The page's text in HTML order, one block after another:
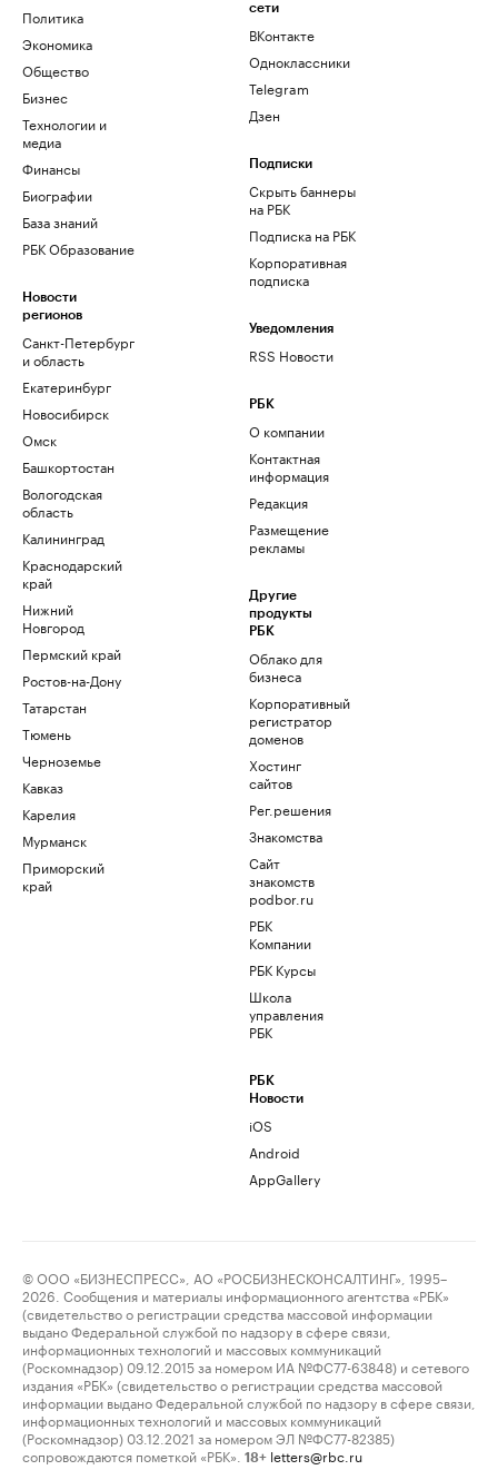
Политика
Экономика
Общество
Бизнес
Технологии и
медиа
Финансы
Биографии
База знаний
РБК Образование
Новости
регионов
Санкт-Петербург
и область
Екатеринбург
Новосибирск
Омск
Башкортостан
Вологодская
область
Калининград
Краснодарский
край
Нижний
Новгород
Пермский край
Ростов-на-Дону
Татарстан
Тюмень
Черноземье
Кавказ
Карелия
Мурманск
Приморский
край
сети
ВКонтакте
Одноклассники
Telegram
Дзен
Подписки
Скрыть баннеры
на РБК
Подписка на РБК
Корпоративная
подписка
Уведомления
RSS Новости
РБК
О компании
Контактная
информация
Редакция
Размещение
рекламы
Другие
продукты
РБК
Облако для
бизнеса
Корпоративный
регистратор
доменов
Хостинг
сайтов
Рег.решения
Знакомства
Сайт
знакомств
podbor.ru
РБК
Компании
РБК Курсы
Школа
управления
РБК
РБК
Новости
iOS
Android
AppGallery
© ООО «БИЗНЕСПРЕСС», АО «РОСБИЗНЕСКОНСАЛТИНГ», 1995–
2026. Сообщения и материалы информационного агентства «РБК»
(свидетельство о регистрации средства массовой информации
выдано Федеральной службой по надзору в сфере связи,
информационных технологий и массовых коммуникаций
(Роскомнадзор) 09.12.2015 за номером ИА №ФС77-63848) и сетевого
издания «РБК» (свидетельство о регистрации средства массовой
информации выдано Федеральной службой по надзору в сфере связи,
информационных технологий и массовых коммуникаций
(Роскомнадзор) 03.12.2021 за номером ЭЛ №ФС77-82385)
сопровождаются пометкой «РБК».
18+ letters@rbc.ru